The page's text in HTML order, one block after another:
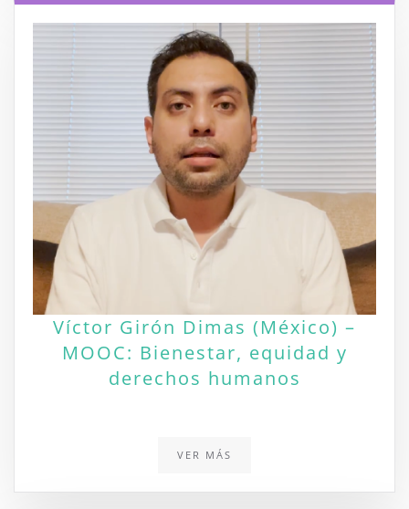
Víctor Girón Dimas (México) –
MOOC: Bienestar, equidad y
derechos humanos
VER MÁS